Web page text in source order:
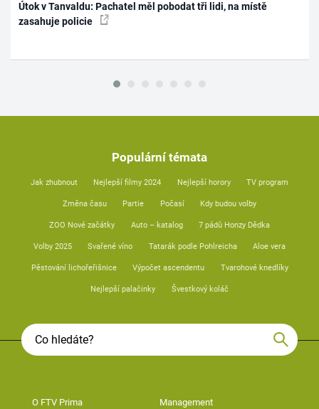
Útok v Tanvaldu: Pachatel měl pobodat tři lidi, na místě
zasahuje policie
Populární témata
Jak zhubnout Nejlepší filmy 2024 Nejlepší horory TV program
Změna času Partie Počasí Kdy budou volby
ZOO Nové začátky Auto – katalog 7 pádů Honzy Dědka
Volby 2025 Svařené víno Tatarák podle Pohlreicha Aloe vera
Pěstování lichořeřišnice Výpočet ascendentu Tvarohové knedlíky
Nejlepší palačinky Švestkový koláč
O FTV Prima Management